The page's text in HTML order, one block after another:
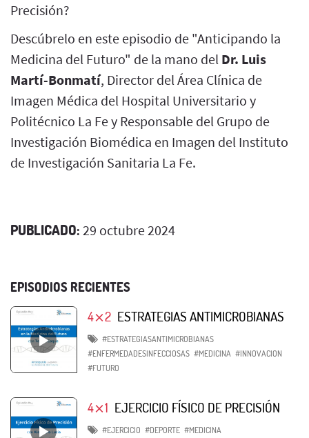
Precisión?
Descúbrelo en este episodio de "Anticipando la
Medicina del Futuro" de la mano del Dr. Luis
Martí-Bonmatí, Director del Área Clínica de
Imagen Médica del Hospital Universitario y
Politécnico La Fe y Responsable del Grupo de
Investigación Biomédica en Imagen del Instituto
de Investigación Sanitaria La Fe.
PUBLICADO: 29 octubre 2024
EPISODIOS RECIENTES
4⨯2 ESTRATEGIAS ANTIMICROBIANAS
#ESTRATEGIASANTIMICROBIANAS
#ENFERMEDADESINFECCIOSAS #MEDICINA #INNOVACION
#FUTURO
4⨯1 EJERCICIO FÍSICO DE PRECISIÓN
#EJERCICIO #DEPORTE #MEDICINA